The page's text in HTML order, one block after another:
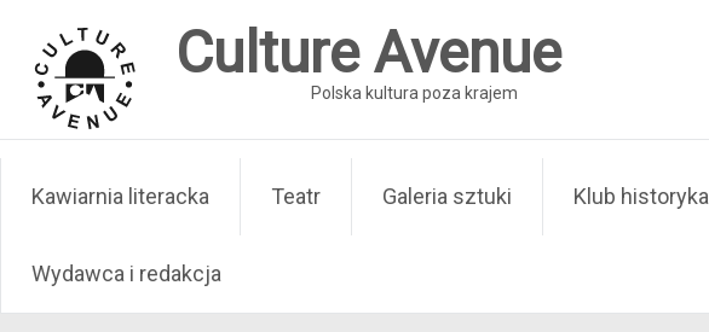
content
Culture Avenue
Polska kultura poza krajem
Kawiarnia literacka Teatr Galeria sztuki Klub historyka
Wydawca i redakcja